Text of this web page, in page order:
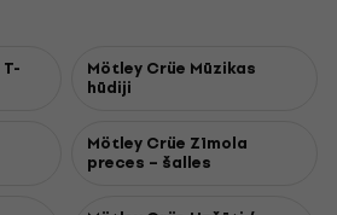
100 million records, earning multiple
producing hits like Dr. Feelgood,
albums such as Too Fast for
and Saints of Los Angeles. After
and hiatus, the group reunited to
Mötley Crüe Mūzikas
hūdiji
Mötley Crüe Zīmola
preces – šalles